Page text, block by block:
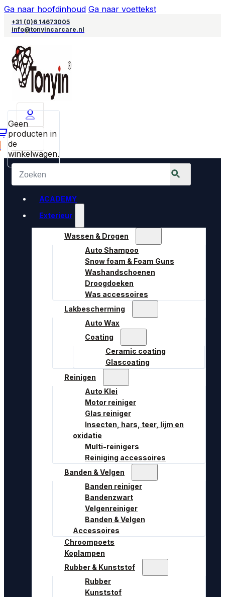
Ga naar hoofdinhoud Ga naar voettekst
+31 (0)6 14673005
info@tonyincarcare.nl
Geen
producten in
de
winkelwagen.
ACADEMY
Exterieur
Wassen & Drogen
Auto Shampoo
Snow foam & Foam Guns
Washandschoenen
Droogdoeken
Was accessoires
Lakbescherming
Auto Wax
Coating
Ceramic coating
Glascoating
Reinigen
Auto Klei
Motor reiniger
Glas reiniger
Insecten, hars, teer, lijm en
oxidatie
Multi-reinigers
Reiniging accessoires
Banden & Velgen
Banden reiniger
Bandenzwart
Velgenreiniger
Banden & Velgen
Accessoires
Chroompoets
Koplampen
Rubber & Kunststof
Rubber
Kunststof